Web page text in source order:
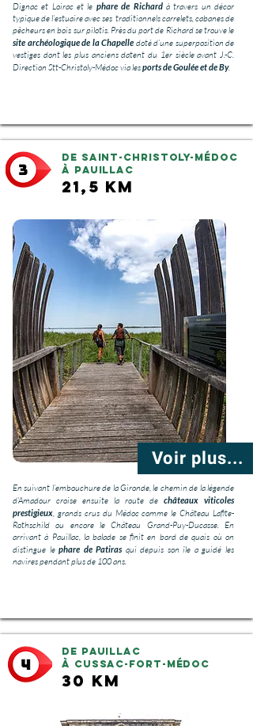
Dignac et Loirac et le phare de Richardà travers un décor
typique de l’estuaire avec ses traditionnels carrelets, cabanes de
pêcheurs en bois sur pilotis. Près du port de Richard se trouve le
site archéologique de la Chapelle doté d’une superposition de
vestiges dont les plus anciens datent du 1er siècle avant J.-C.
Direction Stt-Christoly-Médoc via lesports de Goulée et de By.
De Saint-Christoly-Médoc
à Pauillac
21,5 km
Voir plus...
En suivant l’embouchure de la Gironde, le chemin de la légende
d’Amadour croise ensuite la route de châteaux viticoles
prestigieux, grands crus du Médoc comme le Château Lafite-
Rothschild ou encore le Château Grand-Puy-Ducasse. En
arrivant à Pauillac, la balade se finit en bord de quais où on
distingue lephare de Patirasqui depuis son île a guidé les
navires pendant plus de 100 ans.
De Pauillac
à Cussac-Fort-Médoc
30 km